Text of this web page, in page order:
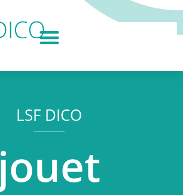
LSF DICO
jouet